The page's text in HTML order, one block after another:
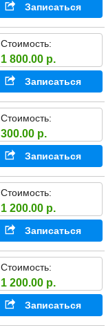
Записаться
Стоимость:
1 800.00 р.
Записаться
Стоимость:
300.00 р.
Записаться
Стоимость:
1 200.00 р.
Записаться
Стоимость:
1 200.00 р.
Записаться